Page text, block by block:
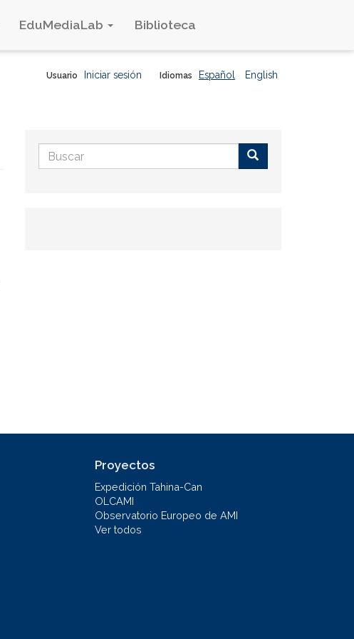
EduMediaLab Biblioteca
Idiomas Español English
Usuario Iniciar sesión
Formulario
de
Proyectos
Expedición Tahina-Can
OLCAMI
Observatorio Europeo de AMI
Ver todos